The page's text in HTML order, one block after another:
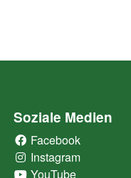
Soziale Medien
Facebook
Instagram
YouTube